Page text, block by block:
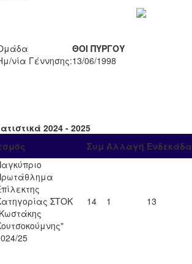
ΘΟΙ ΠΥΡΓΟΥ
νία Γέννησης:13/06/1998
2024 - 2025
Συμ Αλλαγή Ενδεκάδα
ΣΤΟΚ
25
14 1 13